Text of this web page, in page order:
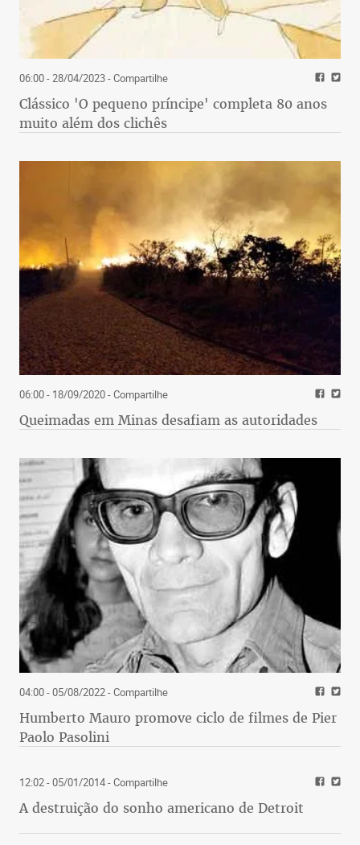
06:00 - 28/04/2023- Compartilhe
Clássico 'O pequeno príncipe' completa 80 anos
muito além dos clichês
06:00 - 18/09/2020- Compartilhe
Queimadas em Minas desafiam as autoridades
04:00 - 05/08/2022- Compartilhe
Humberto Mauro promove ciclo de filmes de Pier
Paolo Pasolini
12:02 - 05/01/2014- Compartilhe
A destruição do sonho americano de Detroit